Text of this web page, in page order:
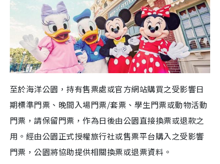
至於海洋公園，持有售票處或官方網站購買之受影響日
期標準門票、晚間入場門票/套票、學生門票或動物活動
門票，請保留門票，作為日後由公園直接換票或退款之
用。經由公園正式授權旅行社或售票平台購入之受影響
門票，公園將協助提供相關換票或退票資料。